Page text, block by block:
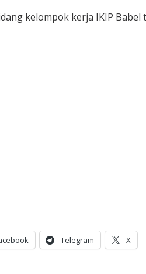
kelompok kerja IKIP Babel
Telegram X